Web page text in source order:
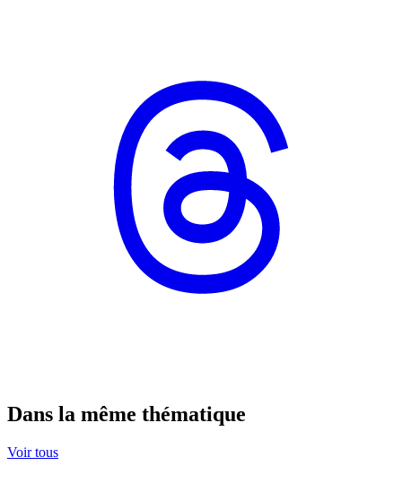
Dans la même thématique
Voir tous